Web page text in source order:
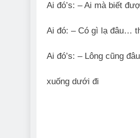
Ai đó’s: – Ai mà biết
Ai đó: – Có gì lạ đâu…
Ai đó’s: – Lông cũng
xuống dưới đi